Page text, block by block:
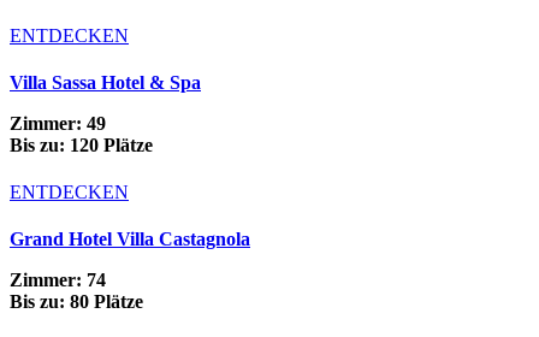
ENTDECKEN
Villa Sassa Hotel & Spa
Zimmer: 49
Bis zu: 120 Plätze
ENTDECKEN
Grand Hotel Villa Castagnola
Zimmer: 74
Bis zu: 80 Plätze